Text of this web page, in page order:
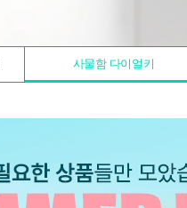
사물함 다이얼키